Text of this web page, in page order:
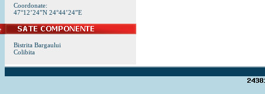
Coordonate:
47°12’24”N 24°44’24”E
Bistrita Bargaului
Colibita